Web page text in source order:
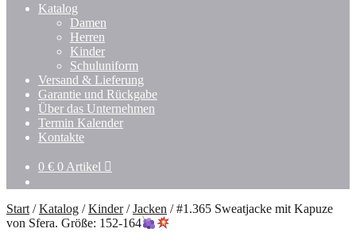
Katalog
Damen
Herren
Kinder
Schuluniform
Versand & Lieferung
Garantie und Rückgabe
Über das Unternehmen
Termin Kalender
Kontakte
0 € 0 Artikel
Start /Katalog /Kinder/Jacken /#1.365 Sweatjacke mit Kapuze
von Sfera. Größe: 152-164